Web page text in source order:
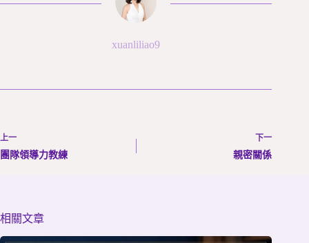
xuanliliao9
上一
團隊領導力教練
下一
親密關係
相關文章